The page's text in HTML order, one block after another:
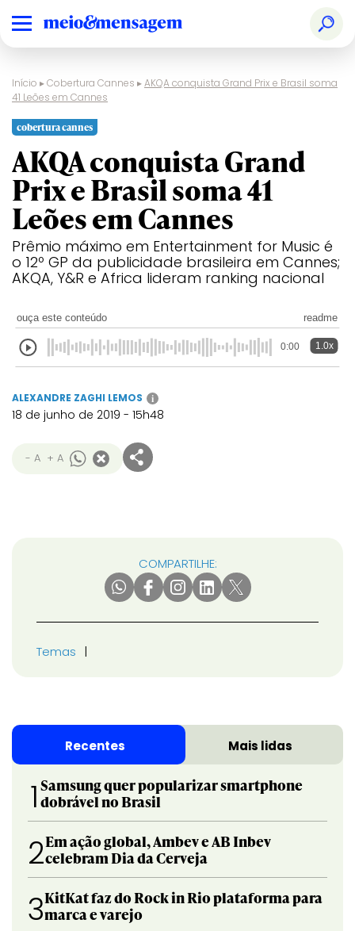
Início ▸Cobertura Cannes ▸AKQA conquista Grand Prix e Brasil soma
41 Leões em Cannes
cobertura cannes
AKQA conquista Grand
Prix e Brasil soma 41
Leões em Cannes
Prêmio máximo em Entertainment for Music é
o 12º GP da publicidade brasileira em Cannes;
AKQA, Y&R e Africa lideram ranking nacional
ouça este conteúdo readme
0:00 1.0x
ALEXANDRE ZAGHI LEMOS i
18 de junho de 2019 - 15h48
- A + A
COMPARTILHE:
Temas
Recentes Mais lidas
1 Samsung quer popularizar smartphone
dobrável no Brasil
2Em ação global, Ambev e AB Inbev
celebram Dia da Cerveja
3KitKat faz do Rock in Rio plataforma para
marca e varejo